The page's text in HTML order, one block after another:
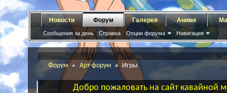
Новости Форум
Сообщения за день Справка Опции форума Навигация
Галерея Аниме
Форум Арт-форум Игры
Добро пожаловать на сайт кавайной